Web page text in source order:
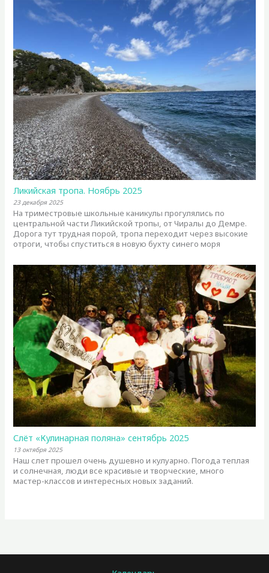
Ликийская тропа. Ноябрь 2025
23 декабря 2025
На триместровые школьные каникулы прогулялись по
центральной части Ликийской тропы, от Чиралы до Демре.
Дорога тут трудная порой, тропа переходит через высокие
отроги, чтобы спуститься в новую бухту синего моря
Слёт «Кулинарная поляна» сентябрь 2025
13 октября 2025
Наш слет прошел очень душевно и кулуарно. Погода теплая
и солнечная, люди все красивые и творческие, много
мастер-классов и интересных новых заданий.